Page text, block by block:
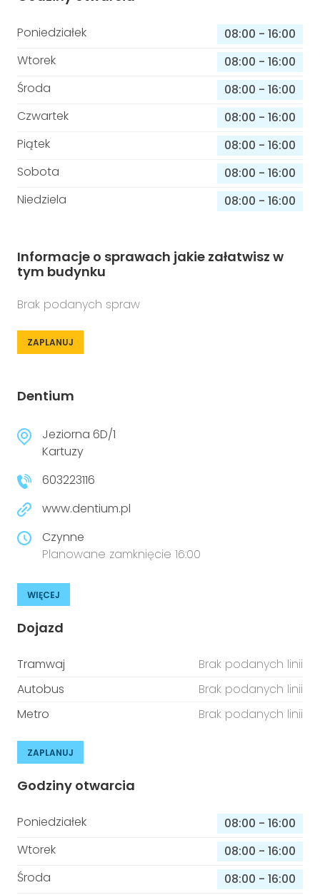
Poniedziałek 08:00 - 16:00
Wtorek
08:00 - 16:00
Środa
08:00 - 16:00
Czwartek
08:00 - 16:00
Piątek
08:00 - 16:00
Sobota
08:00 - 16:00
Niedziela
08:00 - 16:00
Informacje o sprawach jakie załatwisz w
tym budynku
Brak podanych spraw
ZAPLANUJ
Dentium
Jeziorna 6D/1
Kartuzy
603223116
www.dentium.pl
Czynne
Planowane zamknięcie 16:00
WIĘCEJ
Dojazd
Tramwaj
Brak podanych linii
Autobus
Brak podanych linii
Metro
Brak podanych linii
ZAPLANUJ
Godziny otwarcia
Poniedziałek 08:00 - 16:00
Wtorek
08:00 - 16:00
Środa
08:00 - 16:00